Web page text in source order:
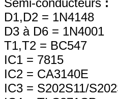
Semi-conducteurs :
D1,D2 = 1N4148
D3 à D6 = 1N4001
T1,T2 = BC547
IC1 = 7815
IC2 = CA3140E
IC3 = S202S11/